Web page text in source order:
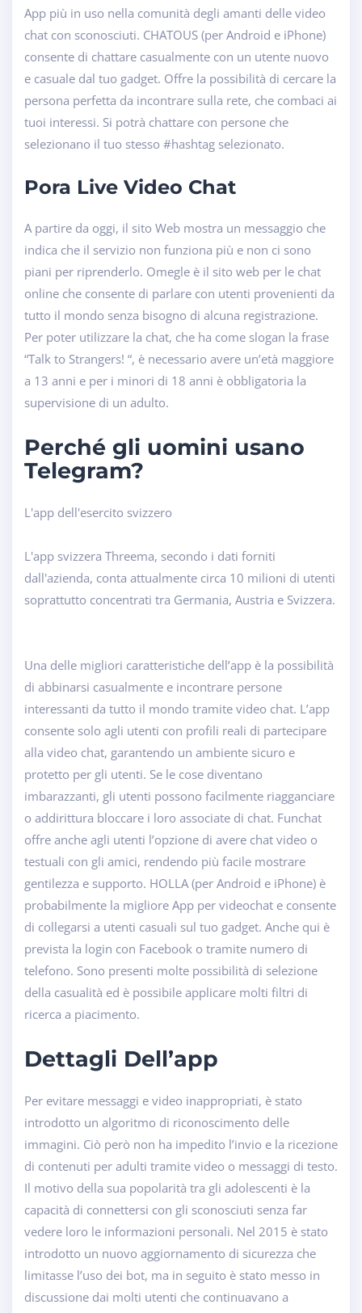
App più in uso nella comunità degli amanti delle video
chat con sconosciuti. CHATOUS (per Android e iPhone)
consente di chattare casualmente con un utente nuovo
e casuale dal tuo gadget. Offre la possibilità di cercare la
persona perfetta da incontrare sulla rete, che combaci ai
tuoi interessi. Si potrà chattare con persone che
selezionano il tuo stesso #hashtag selezionato.
Pora Live Video Chat
A partire da oggi, il sito Web mostra un messaggio che
indica che il servizio non funziona più e non ci sono
piani per riprenderlo. Omegle è il sito web per le chat
online che consente di parlare con utenti provenienti da
tutto il mondo senza bisogno di alcuna registrazione.
Per poter utilizzare la chat, che ha come slogan la frase
“Talk to Strangers! “, è necessario avere un’età maggiore
a 13 anni e per i minori di 18 anni è obbligatoria la
supervisione di un adulto.
Perché gli uomini usano
Telegram?
L'app dell'esercito svizzero
L'app svizzera Threema, secondo i dati forniti
dall'azienda, conta attualmente circa 10 milioni di utenti
soprattutto concentrati tra Germania, Austria e Svizzera.
Una delle migliori caratteristiche dell’app è la possibilità
di abbinarsi casualmente e incontrare persone
interessanti da tutto il mondo tramite video chat. L’app
consente solo agli utenti con profili reali di partecipare
alla video chat, garantendo un ambiente sicuro e
protetto per gli utenti. Se le cose diventano
imbarazzanti, gli utenti possono facilmente riagganciare
o addirittura bloccare i loro associate di chat. Funchat
offre anche agli utenti l’opzione di avere chat video o
testuali con gli amici, rendendo più facile mostrare
gentilezza e supporto. HOLLA (per Android e iPhone) è
probabilmente la migliore App per videochat e consente
di collegarsi a utenti casuali sul tuo gadget. Anche qui è
prevista la login con Facebook o tramite numero di
telefono. Sono presenti molte possibilità di selezione
della casualità ed è possibile applicare molti filtri di
ricerca a piacimento.
Dettagli Dell’app
Per evitare messaggi e video inappropriati, è stato
introdotto un algoritmo di riconoscimento delle
immagini. Ciò però non ha impedito l’invio e la ricezione
di contenuti per adulti tramite video o messaggi di testo.
Il motivo della sua popolarità tra gli adolescenti è la
capacità di connettersi con gli sconosciuti senza far
vedere loro le informazioni personali. Nel 2015 è stato
introdotto un nuovo aggiornamento di sicurezza che
limitasse l’uso dei bot, ma in seguito è stato messo in
discussione dai molti utenti che continuavano a